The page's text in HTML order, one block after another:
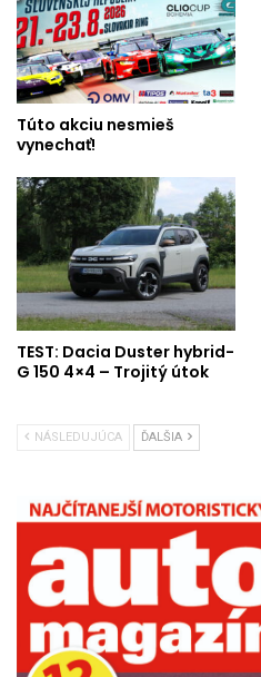
Túto akciu nesmieš
vynechať!
TEST: Dacia Duster hybrid-
G 150 4×4 – Trojitý útok
NÁSLEDUJÚCA ĎALŠIA